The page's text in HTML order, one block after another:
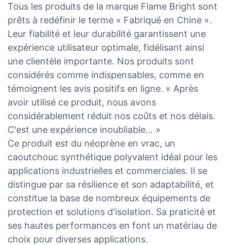
Tous les produits de la marque Flame Bright sont
prêts à redéfinir le terme « Fabriqué en Chine ».
Leur fiabilité et leur durabilité garantissent une
expérience utilisateur optimale, fidélisant ainsi
une clientèle importante. Nos produits sont
considérés comme indispensables, comme en
témoignent les avis positifs en ligne. « Après
avoir utilisé ce produit, nous avons
considérablement réduit nos coûts et nos délais.
C'est une expérience inoubliable… »
Ce produit est du néoprène en vrac, un
caoutchouc synthétique polyvalent idéal pour les
applications industrielles et commerciales. Il se
distingue par sa résilience et son adaptabilité, et
constitue la base de nombreux équipements de
protection et solutions d'isolation. Sa praticité et
ses hautes performances en font un matériau de
choix pour diverses applications.